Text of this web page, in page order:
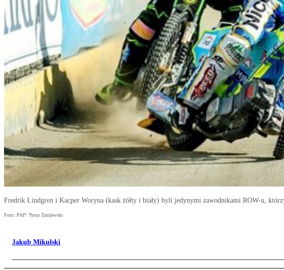
Fredrik Lindgren i Kacper Woryna (kask żółty i biały) byli jedynymi zawodnikami ROW-u,
Foto: PAP/ Tytus Żmijewski
Jakub Mikulski